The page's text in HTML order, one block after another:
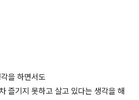
을 하면서도
즐기지 못하고 살고 있다는 생각을 해